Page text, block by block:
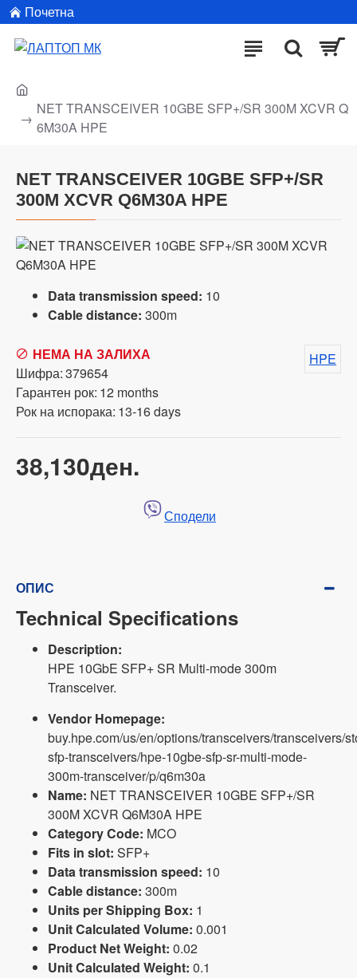
Почетна
NET TRANSCEIVER 10GBE SFP+/SR 300M XCVR Q
6M30A HPE
NET TRANSCEIVER 10GBE SFP+/SR
300M XCVR Q6M30A HPE
Data transmission speed: 10
Cable distance: 300m
38,130ден.
НЕМА НА ЗАЛИХА
Шифра:379654
Гарантен рок: 12 months
Рок на испорака: 13-16 days
HPE
Сподели
ОПИС
Technical Specifications
Description:
HPE 10GbE SFP+ SR Multi-mode 300m
Transceiver.
Vendor Homepage:
buy.hpe.com/us/en/options/transceivers/transceivers/
sfp-transceivers/hpe-10gbe-sfp-sr-multi-mode-
300m-transceiver/p/q6m30a
Name: NET TRANSCEIVER 10GBE SFP+/SR
300M XCVR Q6M30A HPE
Category Code: MCO
Fits in slot: SFP+
Data transmission speed: 10
Cable distance: 300m
Units per Shipping Box: 1
Unit Calculated Volume: 0.001
Product Net Weight: 0.02
Unit Calculated Weight: 0.1